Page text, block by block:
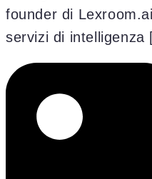
founder di
servizi di